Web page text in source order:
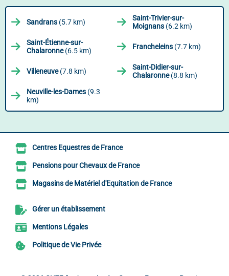
Sandrans (5.7 km)
Saint-Trivier-sur-
Moignans (6.2 km)
Saint-Étienne-sur-
Chalaronne(6.5 km) Francheleins (7.7 km)
Villeneuve(7.8 km)
Saint-Didier-sur-
Chalaronne(8.8 km)
Neuville-les-Dames (9.3
km)
Centres Equestres de France
Pensions pour Chevaux de France
Magasins de Matériel d'Equitation de France
Gérer un établissement
Mentions Légales
Politique de Vie Privée